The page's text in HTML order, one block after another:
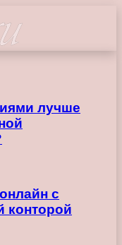
лучше
с
конторой